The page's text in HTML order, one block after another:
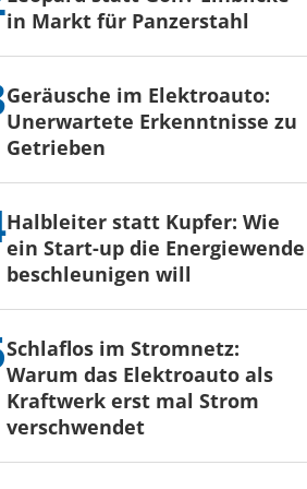
in Markt für Panzerstahl
Geräusche im Elektroauto:
Unerwartete Erkenntnisse zu
Getrieben
Halbleiter statt Kupfer: Wie
ein Start-up die Energiewende
beschleunigen will
Schlaflos im Stromnetz:
Warum das Elektroauto als
Kraftwerk erst mal Strom
verschwendet